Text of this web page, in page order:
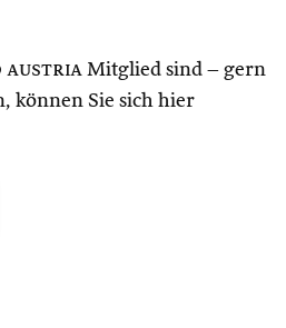
austria Mitglied sind – gern
können Sie sich hier